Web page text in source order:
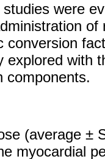
were
conversion
explored with
components.
(average ±
myocardial